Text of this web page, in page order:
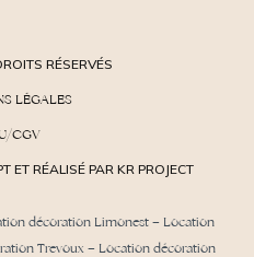
RÉSERVÉS
LÉGALES
CGV
ET RÉALISÉ PAR KR PROJECT
décoration Limonest– Location
Trevoux– Location décoration